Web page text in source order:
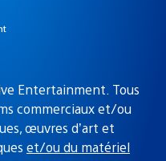
Entertainment. Tous
commerciaux et/ou
œuvres d’art et
et/ou du matériel